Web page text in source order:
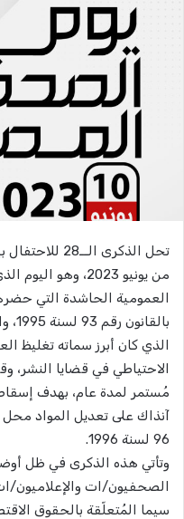
تحل الذكرى
من يونيو 2023،
العمومية الحاشدة التي
الذي كان أبرز سماته تغليظ
الاحتياطي في قضايا
مُستمر لمدة عام، بهدف
آنذاك على تعديل المواد محل
96 لسنة 1996.
وتأتي هذه الذكرى في ظل
الصحفيون/ات والإعلاميون/
سيما المُتعلّقة بالحقوق